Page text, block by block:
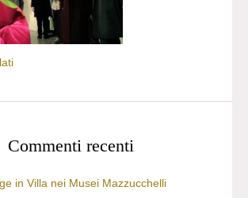
Commenti recenti
in Villa nei Musei Mazzucchelli